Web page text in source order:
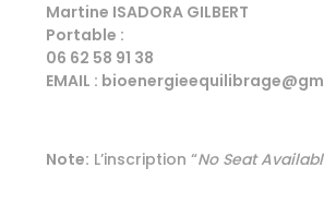
Martine ISADORA GILBERT
Portable :
06 62 58 91 38
EMAIL :
Note: L’inscription “No Seat Availabl